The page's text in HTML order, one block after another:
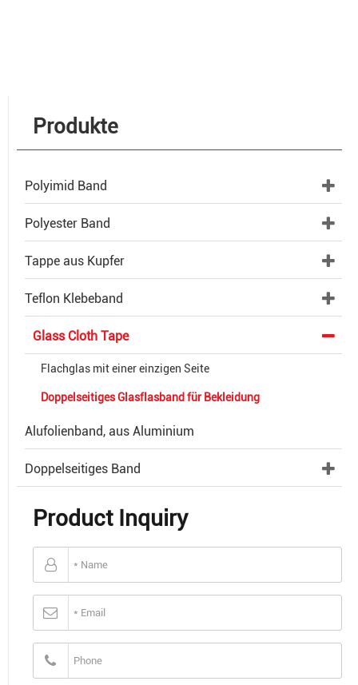
Produkte
Polyimid Band
Polyester Band
Tappe aus Kupfer
Teflon Klebeband
Glass Cloth Tape
Flachglas mit einer einzigen Seite
Doppelseitiges Glasflasband für Bekleidung
Alufolienband, aus Aluminium
Doppelseitiges Band
Product Inquiry